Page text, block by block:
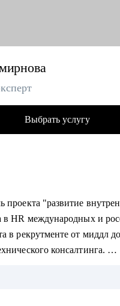
Выбрать услугу
•
в HR международных и
в рекрутменте от
консалтинга.